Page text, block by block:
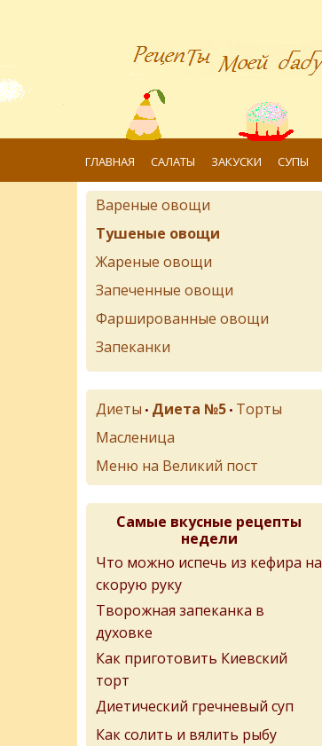
ГЛАВНАЯ САЛАТЫ ЗАКУСКИ СУПЫ
Вареные овощи
Тушеные овощи
Жареные овощи
Запеченные овощи
Фаршированные овощи
Запеканки
Диеты • Диета №5 • Торты
Масленица
Меню на Великий пост
Самые вкусные рецепты
недели
Что можно испечь из кефира на
скорую руку
Творожная запеканка в
духовке
Как приготовить Киевский
торт
Диетический гречневый суп
Как солить и вялить рыбу